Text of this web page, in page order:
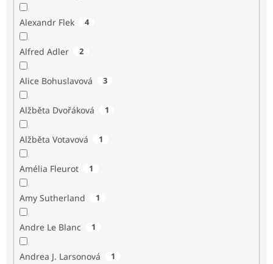
Alexandr Flek 4
Alfred Adler 2
Alice Bohuslavová 3
Alžběta Dvořáková 1
Alžběta Votavová 1
Amélia Fleurot 1
Amy Sutherland 1
Andre Le Blanc 1
Andrea J. Larsonová 1